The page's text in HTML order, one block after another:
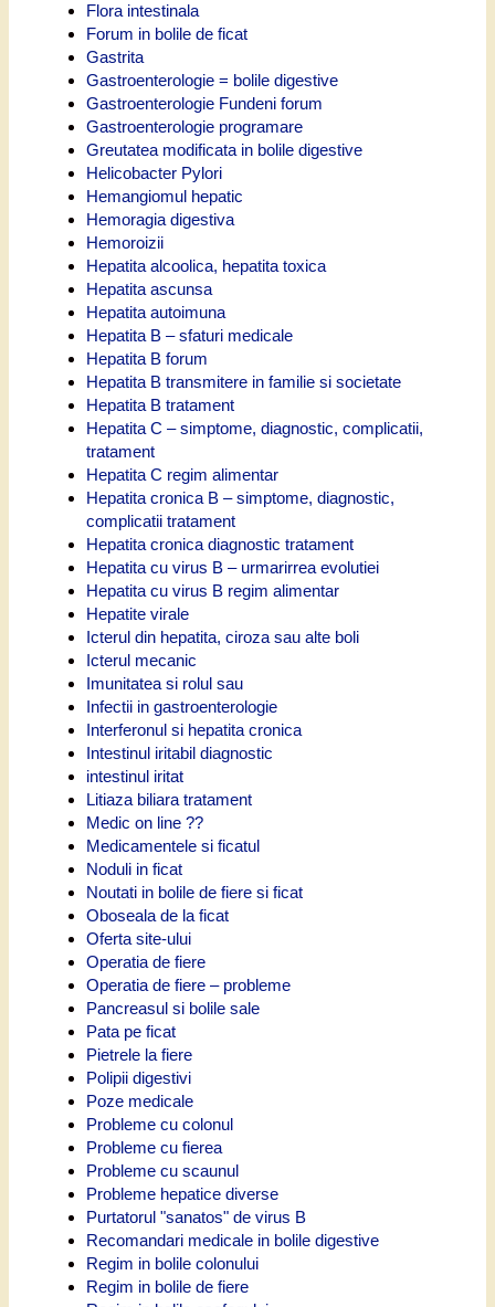
Flora intestinala
Forum in bolile de ficat
Gastrita
Gastroenterologie = bolile digestive
Gastroenterologie Fundeni forum
Gastroenterologie programare
Greutatea modificata in bolile digestive
Helicobacter Pylori
Hemangiomul hepatic
Hemoragia digestiva
Hemoroizii
Hepatita alcoolica, hepatita toxica
Hepatita ascunsa
Hepatita autoimuna
Hepatita B – sfaturi medicale
Hepatita B forum
Hepatita B transmitere in familie si societate
Hepatita B tratament
Hepatita C – simptome, diagnostic, complicatii,
tratament
Hepatita C regim alimentar
Hepatita cronica B – simptome, diagnostic,
complicatii tratament
Hepatita cronica diagnostic tratament
Hepatita cu virus B – urmarirrea evolutiei
Hepatita cu virus B regim alimentar
Hepatite virale
Icterul din hepatita, ciroza sau alte boli
Icterul mecanic
Imunitatea si rolul sau
Infectii in gastroenterologie
Interferonul si hepatita cronica
Intestinul iritabil diagnostic
intestinul iritat
Litiaza biliara tratament
Medic on line ??
Medicamentele si ficatul
Noduli in ficat
Noutati in bolile de fiere si ficat
Oboseala de la ficat
Oferta site-ului
Operatia de fiere
Operatia de fiere – probleme
Pancreasul si bolile sale
Pata pe ficat
Pietrele la fiere
Polipii digestivi
Poze medicale
Probleme cu colonul
Probleme cu fierea
Probleme cu scaunul
Probleme hepatice diverse
Purtatorul "sanatos" de virus B
Recomandari medicale in bolile digestive
Regim in bolile colonului
Regim in bolile de fiere